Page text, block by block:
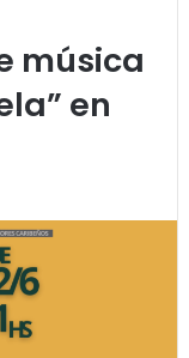
música
en